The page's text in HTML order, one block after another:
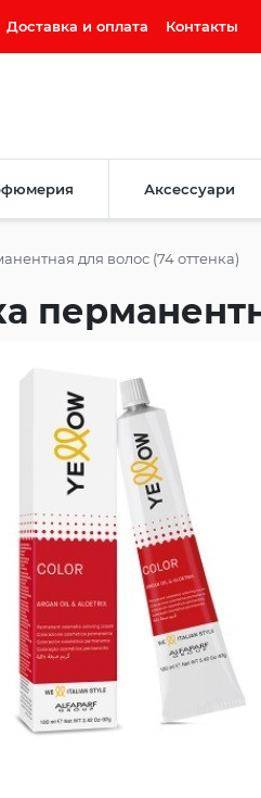
Доставка и оплата Контакты
Аксессуари
для волос (74 оттенка)